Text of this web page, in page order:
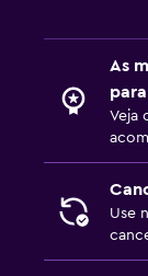
Sofá-cama
Arara para
Atividades
As
Veja
Use